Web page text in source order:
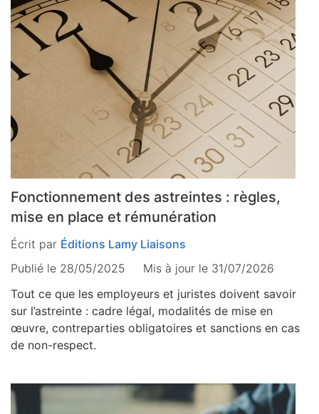
Fonctionnement des astreintes : règles,
mise en place et rémunération
Écrit par Éditions Lamy Liaisons
Publié le 28/05/2025
Mis à jour le 31/07/2026
Tout ce que les employeurs et juristes doivent savoir
sur l’astreinte : cadre légal, modalités de mise en
œuvre, contreparties obligatoires et sanctions en cas
de non-respect.